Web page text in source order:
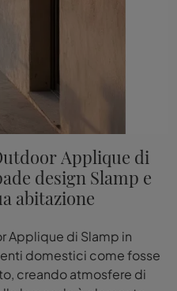
Applique di
design Slamp e
abitazione
Applique di Slamp in
domestici come fosse
creando atmosfere di